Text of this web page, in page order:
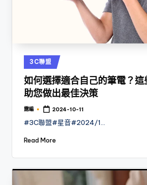
Posted
in
3C聯盟
如何選擇適合自己的筆電？
助您做出最佳決策
Posted
露編 2024-10-11
#3C聯盟#星音#2024/1…
Read More